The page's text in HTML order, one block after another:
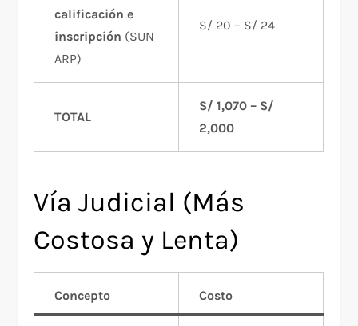
calificación e
inscripción (SUN
ARP)
S/ 20 – S/ 24
TOTAL
S/ 1,070 – S/
2,000
Vía Judicial (Más
Costosa y Lenta)
Concepto Costo